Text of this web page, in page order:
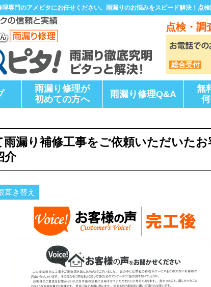
専門のアメピタにお任せください。雨漏りのお悩みをスピード解決！点検
点検・調
総合受付
雨漏り修理が
初めての方へ
雨漏り修理Q&A
無
雨漏り補修工事をご依頼いただいた
介
葺き替え